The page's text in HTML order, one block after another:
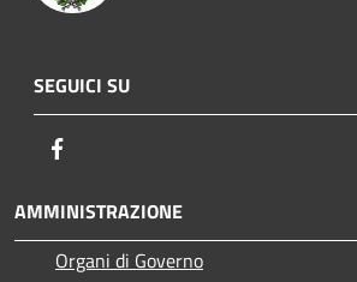
SEGUICI SU
AMMINISTRAZIONE
Organi di Governo